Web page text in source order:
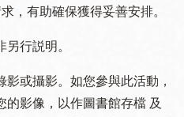
，有助確保獲得妥善安排。
行説明。
影或攝影。如您參與此活動，
的影像，以作圖書館存檔 及